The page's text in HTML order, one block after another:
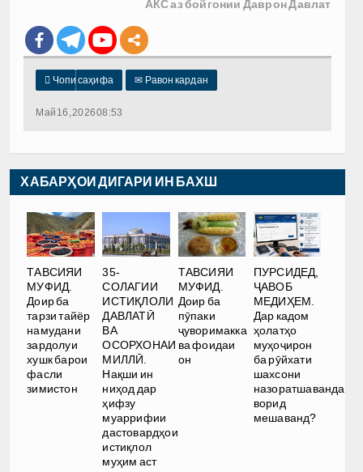
АКС аз бойгонии Даврон Давлат
 Чопи саҳифа ✉ Равон кардан
Май 16, 2026 08:53
ХАБАРҲОИ ДИГАРИ ИН БАХШ
ТАВСИЯИ
МУФИД.
Доир ба
тарзи тайёр
намудани
зардолуи
хушк барои
фасли
зимистон
35-
СОЛАГИИ
ИСТИҚЛОЛИ
ДАВЛАТӢ
ВА
ОСОРХОНАИ
МИЛЛӢ.
Нақши ин
ниҳод дар
ҳифзу
муаррифии
дастовардҳои
истиқлол
муҳим аст
ТАВСИЯИ
МУФИД.
Доир ба
пӯпаки
ҷуворимакка
ва фоидаи
он
ПУРСИДЕД,
ҶАВОБ
МЕДИҲЕМ.
Дар кадом
ҳолатҳо
муҳоҷирон
ба рӯйхати
шахсони
назоратшаванда
ворид
мешаванд?